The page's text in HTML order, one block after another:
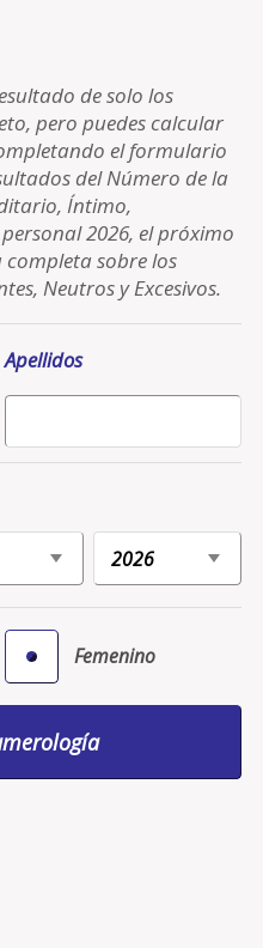
de solo los
pero puedes calcular
el formulario
del Número de la
Íntimo,
2026, el próximo
sobre los
Neutros y Excesivos.
Apellidos
Femenino